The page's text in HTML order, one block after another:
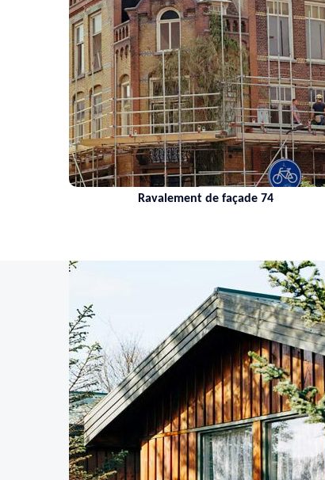
Ravalement de façade 74